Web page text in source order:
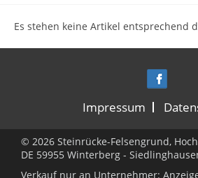
Es stehen keine Artikel entsprechend
Impressum
© 2026 Steinrücke-Felsengrund,
DE 59955 Winterberg -
Verkauf nur an Unternehmer: